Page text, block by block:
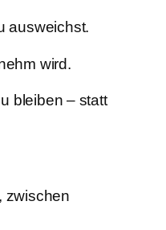
ausweichst.
wird.
bleiben – statt
zwischen